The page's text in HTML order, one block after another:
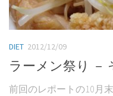
DIET 2012/12/09
ラーメン祭り －
前回のレポートの10月